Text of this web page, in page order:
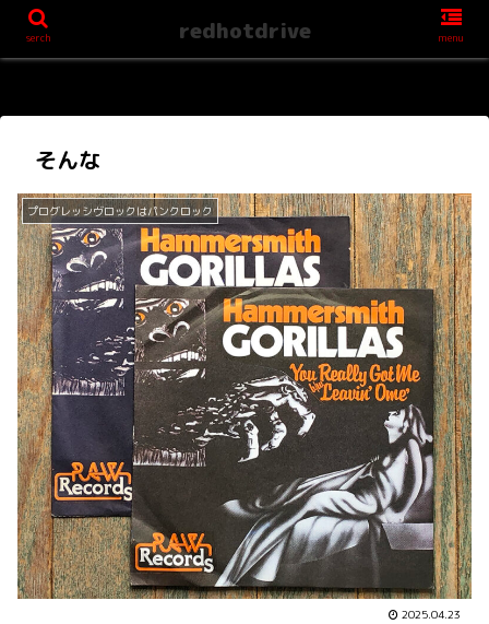
そんな
プログレッシヴロックはパンクロック
2025.04.23
serch redhotdrive menu